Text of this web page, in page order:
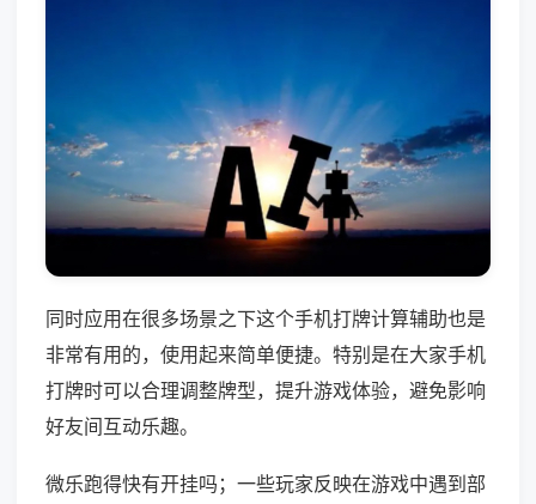
同时应用在很多场景之下这个手机打牌计算辅助也是
非常有用的，使用起来简单便捷。特别是在大家手机
打牌时可以合理调整牌型，提升游戏体验，避免影响
好友间互动乐趣。
微乐跑得快有开挂吗；一些玩家反映在游戏中遇到部